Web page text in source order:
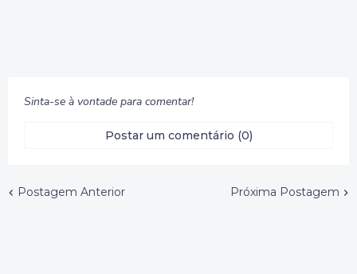
Sinta-se à vontade para comentar!
Postar um comentário (0)
Postagem Anterior Próxima Postagem